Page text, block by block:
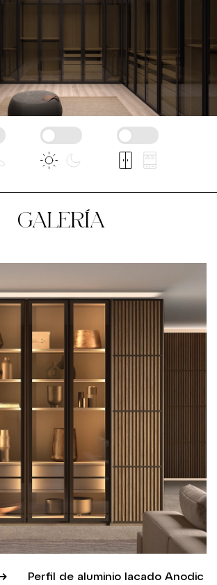
GALERÍA
Perfil de aluminio lacado Anodic